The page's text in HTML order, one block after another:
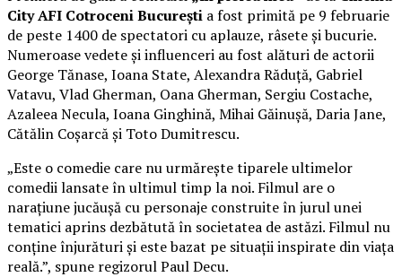
City AFI Cotroceni București a fost primită pe 9 februarie
de peste 1400 de spectatori cu aplauze, râsete și bucurie.
Numeroase vedete și influenceri au fost alături de actorii
George Tănase, Ioana State, Alexandra Răduță, Gabriel
Vatavu, Vlad Gherman, Oana Gherman, Sergiu Costache,
Azaleea Necula, Ioana Ginghină, Mihai Găinușă, Daria Jane,
Cătălin Coșarcă și Toto Dumitrescu.
„Este o comedie care nu urmărește tiparele ultimelor
comedii lansate în ultimul timp la noi. Filmul are o
narațiune jucăușă cu personaje construite în jurul unei
tematici aprins dezbătută în societatea de astăzi. Filmul nu
conține înjurături și este bazat pe situații inspirate din viața
reală.”, spune regizorul Paul Decu.